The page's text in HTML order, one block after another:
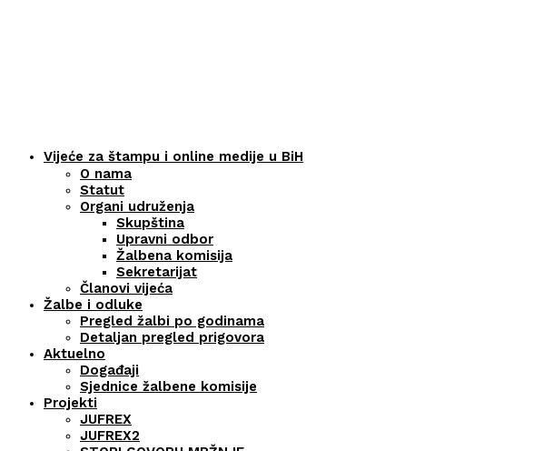
Vijeće za štampu i online medije u BiH
O nama
Statut
Organi udruženja
Skupština
Upravni odbor
Žalbena komisija
Sekretarijat
Članovi vijeća
Žalbe i odluke
Pregled žalbi po godinama
Detaljan pregled prigovora
Aktuelno
Događaji
Sjednice žalbene komisije
Projekti
JUFREX
JUFREX2